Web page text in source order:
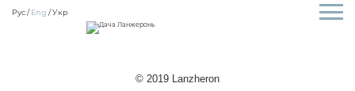
Рус Eng Укр
© 2019 Lanzheron